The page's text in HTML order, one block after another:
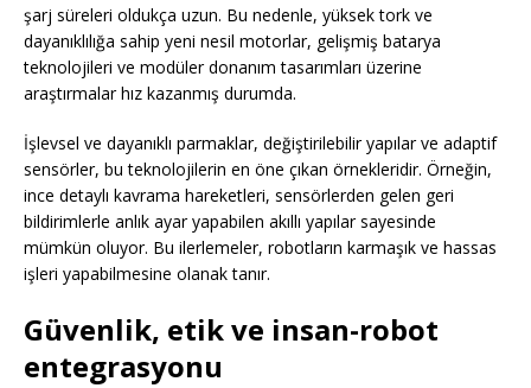
şarj süreleri oldukça uzun. Bu nedenle, yüksek tork ve
dayanıklılığa sahip yeni nesil motorlar, gelişmiş batarya
teknolojileri ve modüler donanım tasarımları üzerine
araştırmalar hız kazanmış durumda.
İşlevsel ve dayanıklı parmaklar, değiştirilebilir yapılar ve adaptif
sensörler, bu teknolojilerin en öne çıkan örnekleridir. Örneğin,
ince detaylı kavrama hareketleri, sensörlerden gelen geri
bildirimlerle anlık ayar yapabilen akıllı yapılar sayesinde
mümkün oluyor. Bu ilerlemeler, robotların karmaşık ve hassas
işleri yapabilmesine olanak tanır.
Güvenlik, etik ve insan-robot
entegrasyonu